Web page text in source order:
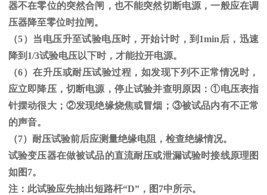
器不在零位的突然合闸，也不能突然切断电源，一般应在调
压器降至零位时拉闸。
（5）当电压升至试验电压时，开始计时，到 1min 后，迅速
降到 1/3试验电压以下时，才能拉开电源。
（6）在升压或耐压试验过程，如发现下列不正常情况时，
应立即降压，切断电源，停止试验并查明原因：①电压表指
针摆动很大； ②发现绝缘烧焦或冒烟； ③被试品内有不正常
的声音。
（7）耐压试验前后应测量绝缘电阻，检查绝缘情况。
试验变压器在做被试品的直流耐压或泄漏试验时接线原理图
如图 7。
注：此试验应先抽出短路杆“D”，图 7中所示。